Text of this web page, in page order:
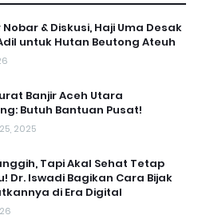
Nobar & Diskusi, Haji Uma Desak
untuk Hutan Beutong Ateuh
Banjir Aceh Utara
Butuh Bantuan Pusat!
2025
Tapi Akal Sehat Tetap
Dr. Iswadi Bagikan Cara Bijak
di Era Digital